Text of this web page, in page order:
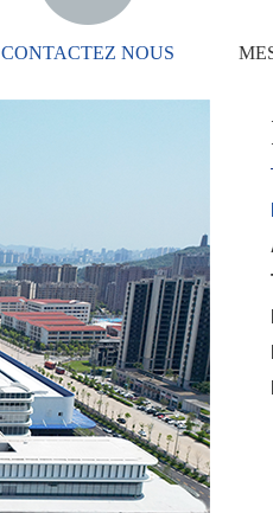
CONTACTEZ NOUS